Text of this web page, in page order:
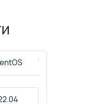
Windows